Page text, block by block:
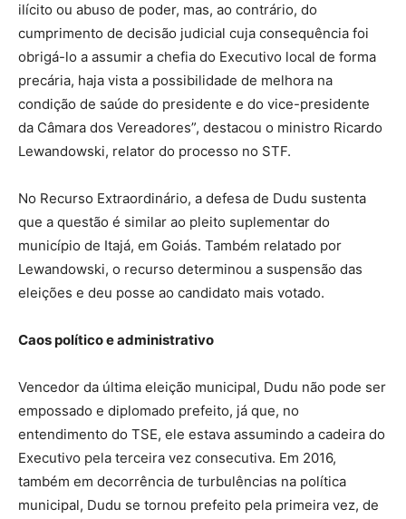
ilícito ou abuso de poder, mas, ao contrário, do
cumprimento de decisão judicial cuja consequência foi
obrigá-lo a assumir a chefia do Executivo local de forma
precária, haja vista a possibilidade de melhora na
condição de saúde do presidente e do vice-presidente
da Câmara dos Vereadores”, destacou o ministro Ricardo
Lewandowski, relator do processo no STF.
No Recurso Extraordinário, a defesa de Dudu sustenta
que a questão é similar ao pleito suplementar do
município de Itajá, em Goiás. Também relatado por
Lewandowski, o recurso determinou a suspensão das
eleições e deu posse ao candidato mais votado.
Caos político e administrativo
Vencedor da última eleição municipal, Dudu não pode ser
empossado e diplomado prefeito, já que, no
entendimento do TSE, ele estava assumindo a cadeira do
Executivo pela terceira vez consecutiva. Em 2016,
também em decorrência de turbulências na política
municipal, Dudu se tornou prefeito pela primeira vez, de